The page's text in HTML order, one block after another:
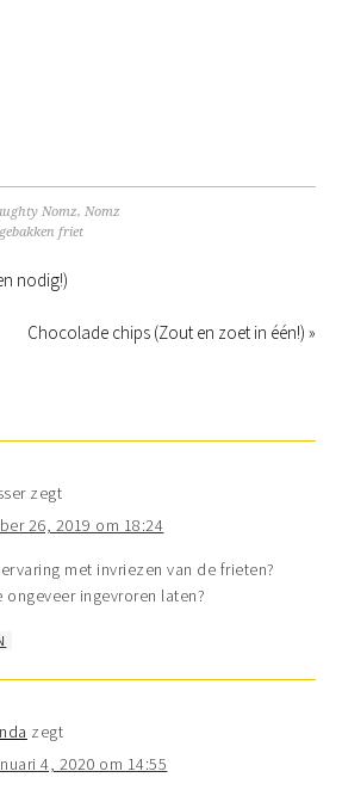
Nomz,Nomz
friet
nodig!)
Chocolade chips (Zout en zoet in één!) »
zegt
26, 2019 om 18:24
met invriezen van de frieten?
ongeveer ingevroren laten?
zegt
4, 2020 om 14:55